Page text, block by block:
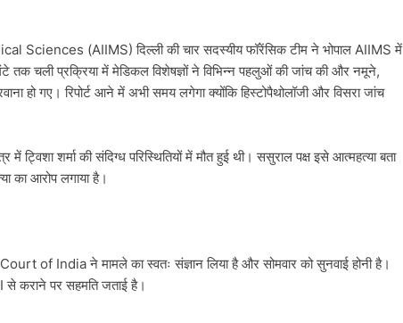
Sciences (AIIMS) दिल्ली की चार सदस्यीय फॉरेंसिक टीम ने भोपाल AIIMS में
घंटे तक चली प्रक्रिया में मेडिकल विशेषज्ञों ने विभिन्न पहलुओं की जांच की और नमूने,
हो गए। रिपोर्ट आने में अभी समय लगेगा क्योंकि हिस्टोपैथोलॉजी और विसरा जांच
में ट्विशा शर्मा की संदिग्ध परिस्थितियों में मौत हुई थी। ससुराल पक्ष इसे आत्महत्या बता
का आरोप लगाया है।
of India ने मामले का स्वतः संज्ञान लिया है और सोमवार को सुनवाई होनी है।
कराने पर सहमति जताई है।